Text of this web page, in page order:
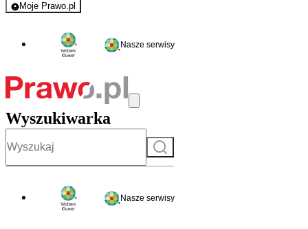
Moje Prawo.pl
- rejestracja i logowanie do serwisu
Nasze serwisy
Wyszukiwarka
Szukaj
Nasze serwisy